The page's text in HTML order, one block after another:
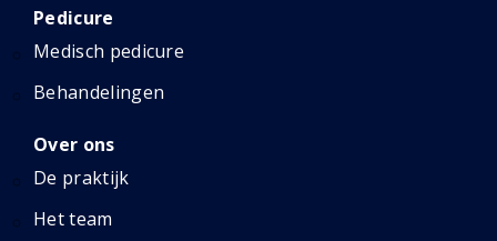
Pedicure
Medisch pedicure
Behandelingen
Over ons
De praktijk
Het team